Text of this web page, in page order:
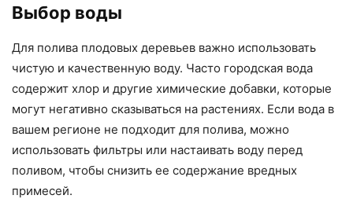
Выбор воды
Для полива плодовых деревьев важно использовать
чистую и качественную воду. Часто городская вода
содержит хлор и другие химические добавки, которые
могут негативно сказываться на растениях. Если вода в
вашем регионе не подходит для полива, можно
использовать фильтры или настаивать воду перед
поливом, чтобы снизить ее содержание вредных
примесей.